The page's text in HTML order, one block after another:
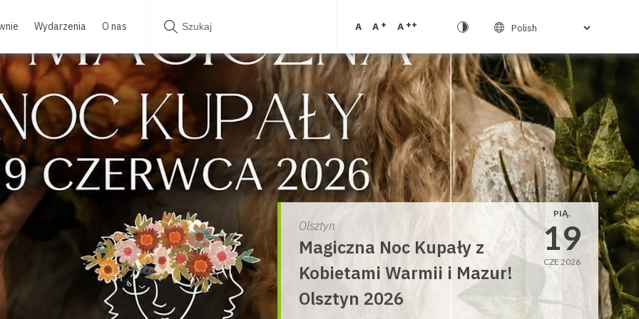
Wydarzenia O nas A A + A ++
Olsztyn
Magiczna Noc Kupały z
Kobietami Warmii i Mazur!
Olsztyn 2026
PIĄ.
19
CZE 2026